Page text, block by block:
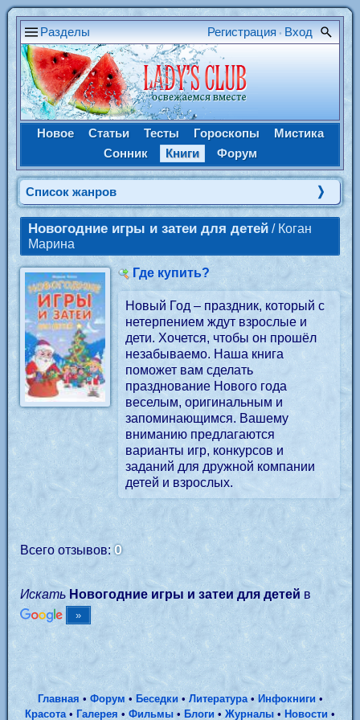
Разделы Регистрация • Вход
Новое Статьи Тесты Гороскопы
Мистика
Сонник
Книги Форум
Cписок жанров
Новогодние игры и затеи для детей / Коган
Марина
Где купить?
Новый Год – праздник, который с
нетерпением ждут взрослые и
дети. Хочется, чтобы он прошёл
незабываемо. Наша книга
поможет вам сделать
празднование Нового года
веселым, оригинальным и
запоминающимся. Вашему
вниманию предлагаются
варианты игр, конкурсов и
заданий для дружной компании
детей и взрослых.
Всего отзывов:0
Искать Новогодние игры и затеи для детейв
Главная • Форум• Беседки•Литература• Инфокниги•
Красота•Галерея •Фильмы • Блоги •Журналы • Новости •